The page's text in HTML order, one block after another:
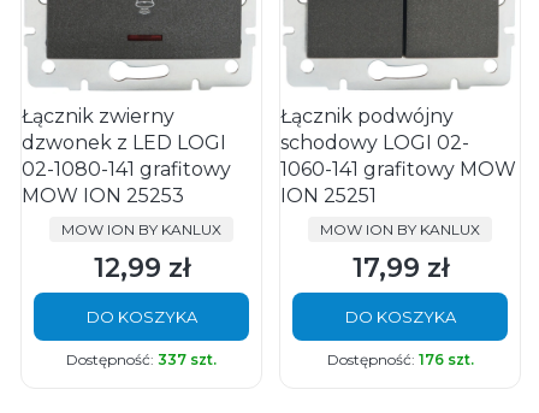
Łącznik zwierny
dzwonek z LED LOGI
02-1080-141 grafitowy
MOW ION 25253
PRODUCENT
MOW ION BY KANLUX
Cena
12,99 zł
DO KOSZYKA
Dostępność: 337 szt.
Łącznik podwójny
schodowy LOGI 02-
1060-141 grafitowy MOW
ION 25251
PRODUCENT
MOW ION BY KANLUX
Cena
17,99 zł
DO KOSZYKA
Dostępność: 176 szt.